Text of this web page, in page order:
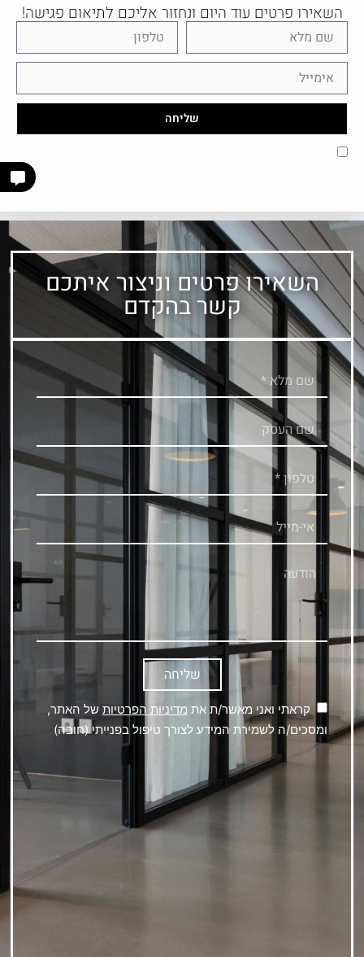
השאירו פרטים עוד היום ונחזור אליכם לתיאום פגישה!
שליחה
השאירו פרטים וניצור איתכם
קשר בהקדם
שליחה
קראתי ואני מאשר/ת את מדיניות הפרטיות של האתר,
ומסכים/ה לשמירת המידע לצורך טיפול בפנייתי (חובה)